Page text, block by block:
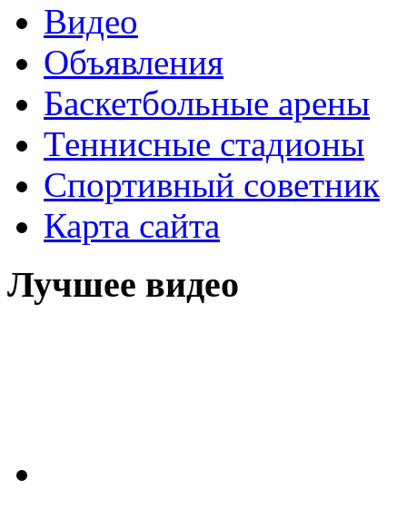
Видео
Объявления
Баскетбольные арены
Теннисные стадионы
Спортивный советник
Карта сайта
Лучшее видео